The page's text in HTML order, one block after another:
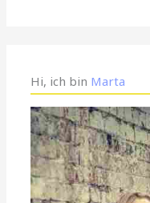
Hi, ich bin Marta